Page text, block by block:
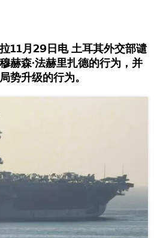
11月29日电 土耳其外交部谴
赫森∙法赫里扎德的行为，并
势升级的行为。